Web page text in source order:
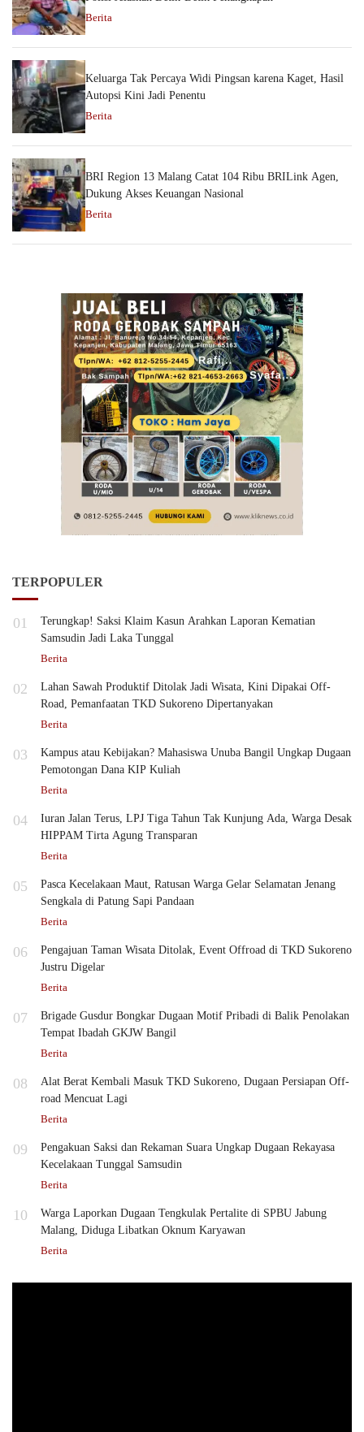
Berita
Keluarga Tak Percaya Widi Pingsan karena Kaget, Hasil
Autopsi Kini Jadi Penentu
Berita
BRI Region 13 Malang Catat 104 Ribu BRILink Agen,
Dukung Akses Keuangan Nasional
Berita
TERPOPULER
01
Terungkap! Saksi Klaim Kasun Arahkan Laporan Kematian
Samsudin Jadi Laka Tunggal
Berita
02
Lahan Sawah Produktif Ditolak Jadi Wisata, Kini Dipakai Off-
Road, Pemanfaatan TKD Sukoreno Dipertanyakan
Berita
03
Kampus atau Kebijakan? Mahasiswa Unuba Bangil Ungkap Dugaan
Pemotongan Dana KIP Kuliah
Berita
04
Iuran Jalan Terus, LPJ Tiga Tahun Tak Kunjung Ada, Warga Desak
HIPPAM Tirta Agung Transparan
Berita
05
Pasca Kecelakaan Maut, Ratusan Warga Gelar Selamatan Jenang
Sengkala di Patung Sapi Pandaan
Berita
06
Pengajuan Taman Wisata Ditolak, Event Offroad di TKD Sukoreno
Justru Digelar
Berita
07
Brigade Gusdur Bongkar Dugaan Motif Pribadi di Balik Penolakan
Tempat Ibadah GKJW Bangil
Berita
08
Alat Berat Kembali Masuk TKD Sukoreno, Dugaan Persiapan Off-
road Mencuat Lagi
Berita
09
Pengakuan Saksi dan Rekaman Suara Ungkap Dugaan Rekayasa
Kecelakaan Tunggal Samsudin
Berita
10
Warga Laporkan Dugaan Tengkulak Pertalite di SPBU Jabung
Malang, Diduga Libatkan Oknum Karyawan
Berita